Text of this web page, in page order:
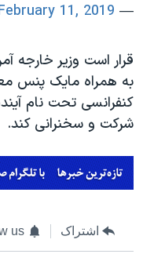
— VOA Farsi (@VOAIran)
11, 2019
قرار است وزیر خارجه
به همراه مایک پنس
کنفرانسی تحت نام
شرکت و سخنرانی کند.
اشتراک us